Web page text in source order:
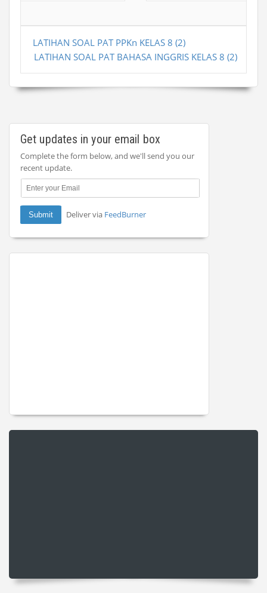
LATIHAN SOAL PAT PPKn KELAS 8 (2)
LATIHAN SOAL PAT BAHASA INGGRIS KELAS 8 (2)
Get updates in your email box
Complete the form below, and we'll send you our
recent update.
Deliver via FeedBurner